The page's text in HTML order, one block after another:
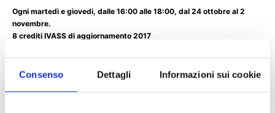
Consenso Dettagli Informazioni sui cookie
Ogni martedì e giovedi, dalle 16:00 alle 18:00, dal 24 ottobre al 2
novembre.
8 crediti IVASS di aggiornamento 2017